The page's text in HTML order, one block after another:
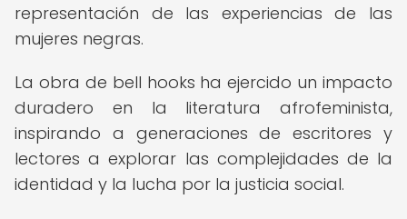
representación de las experiencias de las
mujeres negras.
La obra de bell hooks ha ejercido un impacto
duradero en la literatura afrofeminista,
inspirando a generaciones de escritores y
lectores a explorar las complejidades de la
identidad y la lucha por la justicia social.